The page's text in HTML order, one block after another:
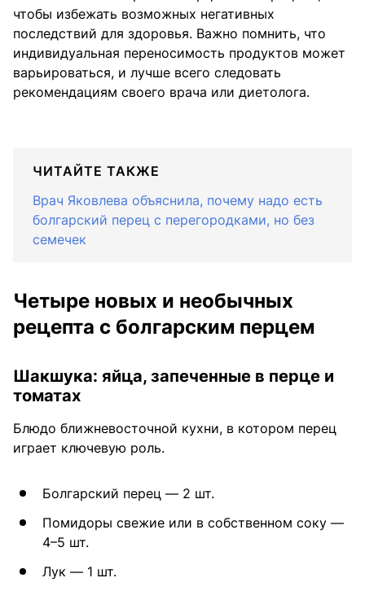
чтобы избежать возможных негативных
последствий для здоровья. Важно помнить, что
индивидуальная переносимость продуктов может
варьироваться, и лучше всего следовать
рекомендациям своего врача или диетолога.
ЧИТАЙТЕ ТАКЖЕ
Врач Яковлева объяснила, почему надо есть
болгарский перец с перегородками, но без
семечек
Четыре новых и необычных
рецепта с болгарским перцем
Шакшука: яйца, запеченные в перце и
томатах
Блюдо ближневосточной кухни, в котором перец
играет ключевую роль.
Болгарский перец — 2 шт.
Помидоры свежие или в собственном соку —
4–5 шт.
Лук — 1 шт.